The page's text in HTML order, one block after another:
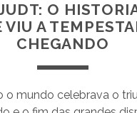
O
VIU A
CHEGANDO
o mundo celebrava o